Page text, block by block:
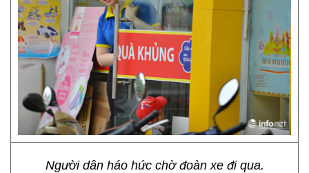
Người dân háo hức chờ đoàn xe đi qua.